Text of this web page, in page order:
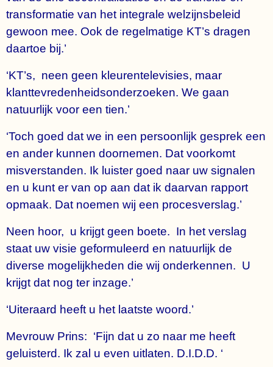
transformatie van het integrale welzijnsbeleid
gewoon mee. Ook de regelmatige KT’s dragen
daartoe bij.’
‘KT’s, neen geen kleurentelevisies, maar
klanttevredenheidsonderzoeken. We gaan
natuurlijk voor een tien.’
‘Toch goed dat we in een persoonlijk gesprek een
en ander kunnen doornemen. Dat voorkomt
misverstanden. Ik luister goed naar uw signalen
en u kunt er van op aan dat ik daarvan rapport
opmaak. Dat noemen wij een procesverslag.’
Neen hoor, u krijgt geen boete. In het verslag
staat uw visie geformuleerd en natuurlijk de
diverse mogelijkheden die wij onderkennen. U
krijgt dat nog ter inzage.’
‘Uiteraard heeft u het laatste woord.’
Mevrouw Prins: ‘Fijn dat u zo naar me heeft
geluisterd. Ik zal u even uitlaten. D.I.D.D. ‘